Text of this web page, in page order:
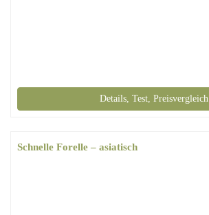
Details, Test, Preisvergleich
Schnelle Forelle – asiatisch